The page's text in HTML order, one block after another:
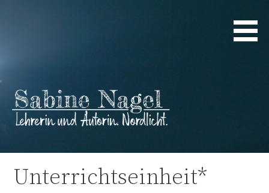
Sabine Nagel
Unterrichtseinheit*